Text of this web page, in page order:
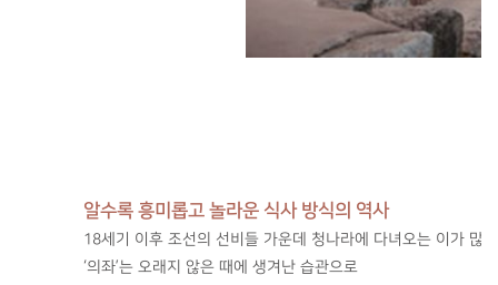
알수록 흥미롭고 놀라운 식사 방식의 역사
18세기 이후 조선의 선비들 가운데 청나라에 다녀오는 이가 많
‘의좌’는 오래지 않은 때에 생겨난 습관으로